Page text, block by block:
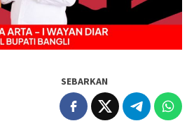
SEBARKAN